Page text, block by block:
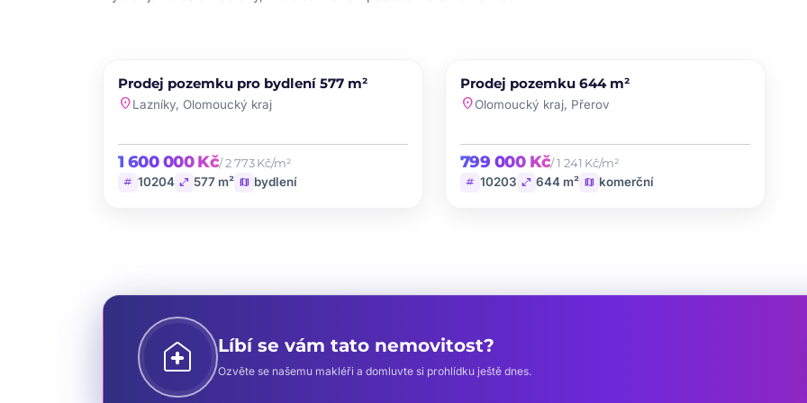
PRODEJ
Prodej pozemku pro bydlení 577 m²
location_onLazníky, Olomoucký kraj
1 600 000 Kč/ 2 773 Kč/m²
tag 10204 open_in_full 577 m² map bydlení
PRODEJ
Prodej pozemku 644 m²
location_onOlomoucký kraj, Přerov
799 000 Kč/ 1 241 Kč/m²
tag 10203 open_in_full 644 m² map komerční
home_health Líbí se vám tato nemovitost?
Ozvěte se našemu makléři a domluvte si prohlídku ještě dnes.